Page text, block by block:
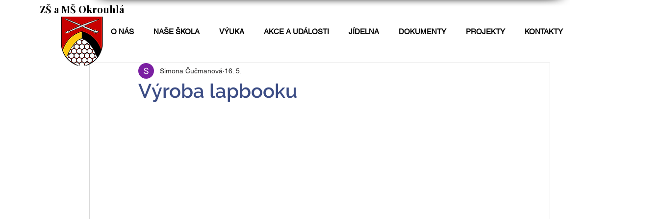
ZŠ a MŠ Okrouhlá
O NÁS NAŠE ŠKOLA VÝUKA AKCE A UDÁLOSTI JÍDELNA DOKUMENTY PROJEKTY KONTAKTY
Výroba lapbooku
Simona Čučmanová 16. 5.